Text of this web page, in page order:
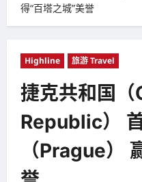
得“百塔之城”美誉
Highline 旅游 Travel
捷克共和国
Republic）
（Prague）